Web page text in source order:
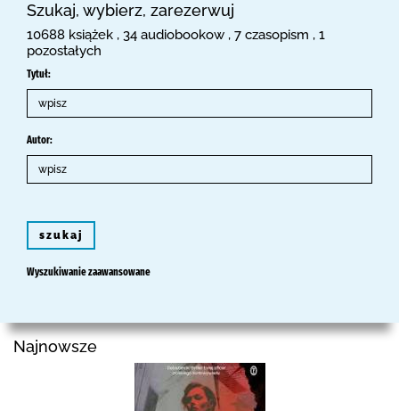
Szukaj, wybierz, zarezerwuj
10688 książek , 34 audiobookow , 7 czasopism , 1
pozostałych
Tytuł:
Autor:
szukaj
Wyszukiwanie zaawansowane
Najnowsze